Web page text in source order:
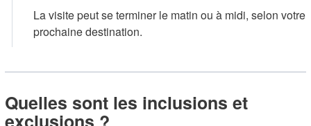
La visite peut se terminer le matin ou à midi, selon votre
prochaine destination.
Quelles sont les inclusions et